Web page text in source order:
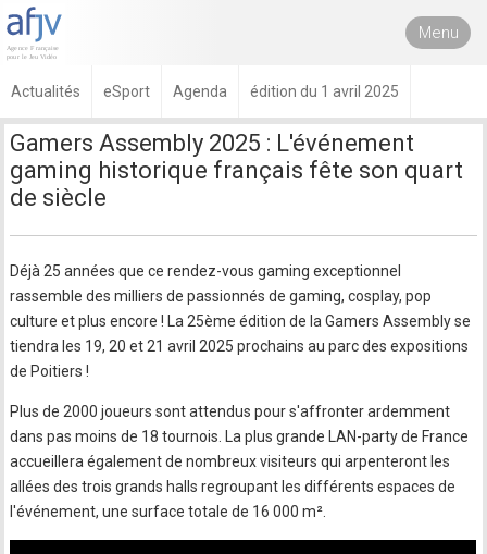
Menu
Actualités eSport Agenda édition du 1 avril 2025
Gamers Assembly 2025 : L'événement
gaming historique français fête son quart
de siècle
Déjà 25 années que ce rendez-vous gaming exceptionnel
rassemble des milliers de passionnés de gaming, cosplay, pop
culture et plus encore ! La 25ème édition de la Gamers Assembly se
tiendra les 19, 20 et 21 avril 2025 prochains au parc des expositions
de Poitiers !
Plus de 2000 joueurs sont attendus pour s'affronter ardemment
dans pas moins de 18 tournois. La plus grande LAN-party de France
accueillera également de nombreux visiteurs qui arpenteront les
allées des trois grands halls regroupant les différents espaces de
l'événement, une surface totale de 16 000 m².